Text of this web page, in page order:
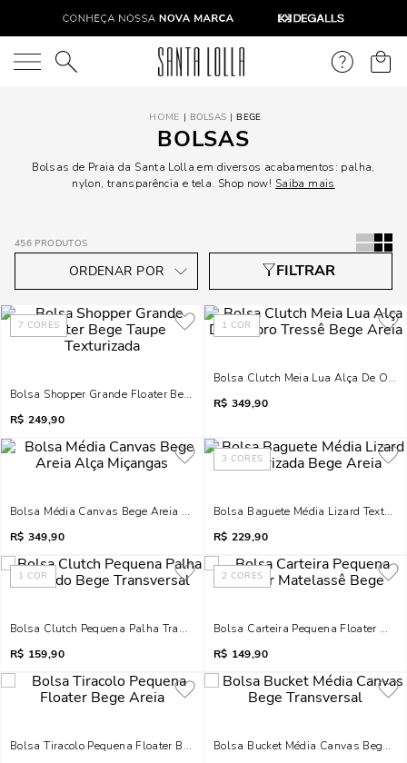
O que você está procurando?
BOLSAS BEGE
BOLSAS
Bolsas de Praia da Santa Lolla em diversos acabamentos: palha,
nylon, transparência e tela. Shop now! Saiba mais
456 PRODUTOS
7 CORES
Bolsa Shopper Grande Floater Bege Taupe Texturizada
R$ 249,90
1 COR
Bolsa Clutch Meia Lua Alça De
R$ 349,90
Bolsa Média Canvas Bege Areia Alça Miçangas
R$ 349,90
3 CORES
Bolsa Baguete Média Lizard
R$ 229,90
1 COR
Bolsa Clutch Pequena Palha Tramado Bege Transversal
R$ 159,90
2 CORES
Bolsa Carteira Pequena Floater
R$ 149,90
Bolsa Tiracolo Pequena Floater Bege AreiaBolsa Bucket Média Canvas Bege